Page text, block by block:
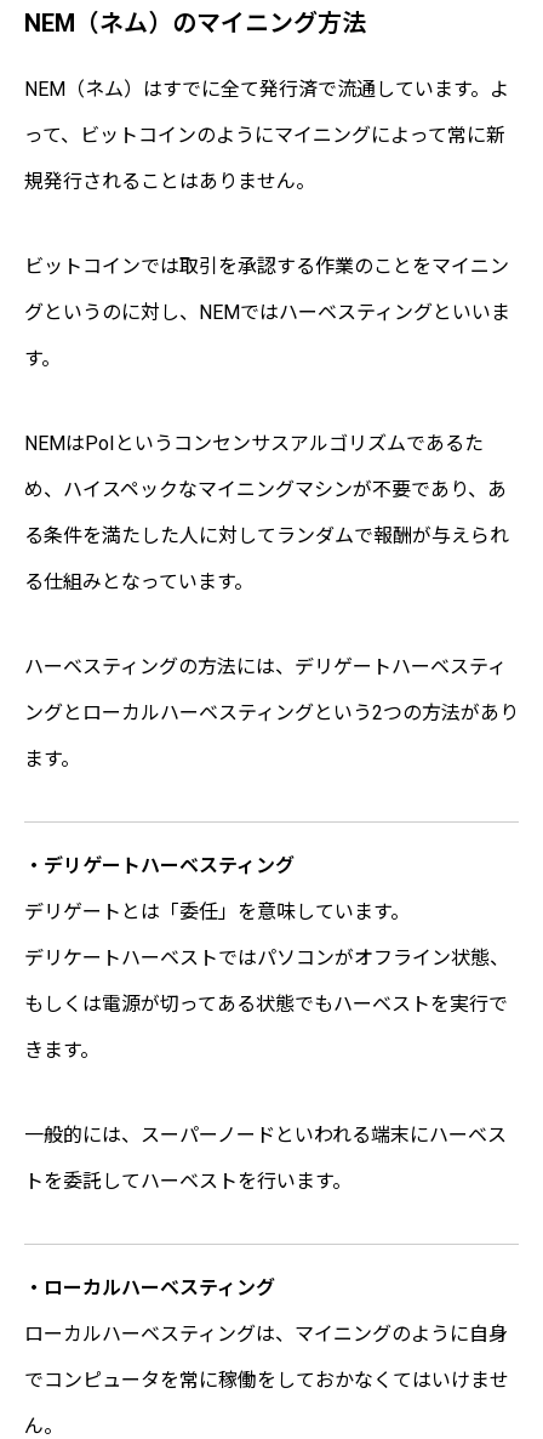
NEM（ネム）のマイニング方法
NEM（ネム）はすでに全て発行済で流通しています。よ
って、ビットコインのようにマイニングによって常に新
規発行されることはありません。
ビットコインでは取引を承認する作業のことをマイニン
グというのに対し、NEMではハーベスティングといいま
す。
NEMはPoIというコンセンサスアルゴリズムであるた
め、ハイスペックなマイニングマシンが不要であり、あ
る条件を満たした人に対してランダムで報酬が与えられ
る仕組みとなっています。
ハーベスティングの方法には、デリゲートハーベスティ
ングとローカルハーベスティングという2つの方法があり
ます。
・デリゲートハーベスティング
デリゲートとは「委任」を意味しています。
デリケートハーベストではパソコンがオフライン状態、
もしくは電源が切ってある状態でもハーベストを実行で
きます。
一般的には、スーパーノードといわれる端末にハーベス
トを委託してハーベストを行います。
・ローカルハーベスティング
ローカルハーベスティングは、マイニングのように自身
でコンピュータを常に稼働をしておかなくてはいけませ
ん。